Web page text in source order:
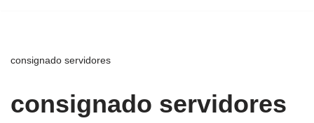
consignado servidores
consignado servidores